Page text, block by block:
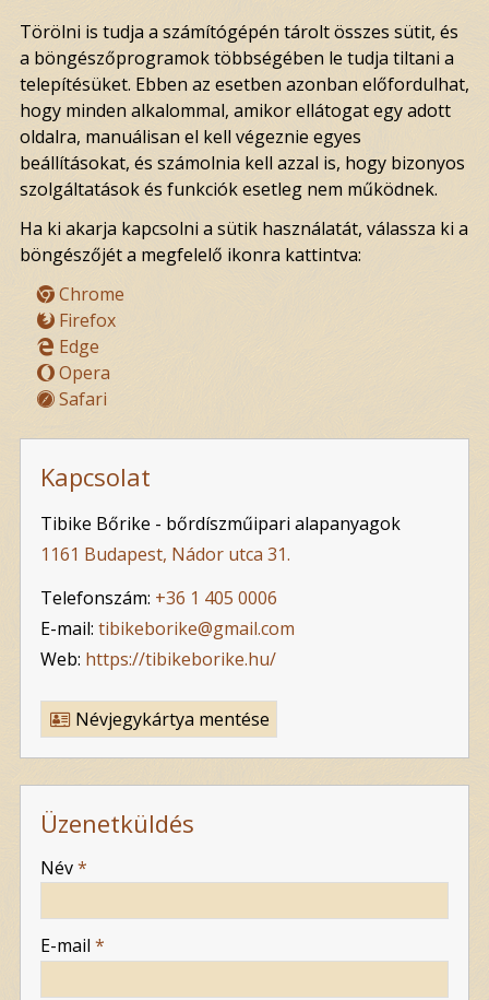
Törölni is tudja a számítógépén tárolt összes sütit, és
a böngészőprogramok többségében le tudja tiltani a
telepítésüket. Ebben az esetben azonban előfordulhat,
hogy minden alkalommal, amikor ellátogat egy adott
oldalra, manuálisan el kell végeznie egyes
beállításokat, és számolnia kell azzal is, hogy bizonyos
szolgáltatások és funkciók esetleg nem működnek.
Ha ki akarja kapcsolni a sütik használatát, válassza ki a
böngészőjét a megfelelő ikonra kattintva:
Chrome
Firefox
Edge
Opera
Safari
Kapcsolat
Tibike Bőrike - bőrdíszműipari alapanyagok
1161 Budapest, Nádor utca 31.
Telefonszám: +36 1 405 0006
E-mail: tibikeborike@gmail.com
Web: https://tibikeborike.hu/
Névjegykártya mentése
Üzenetküldés
Név*
E-mail *